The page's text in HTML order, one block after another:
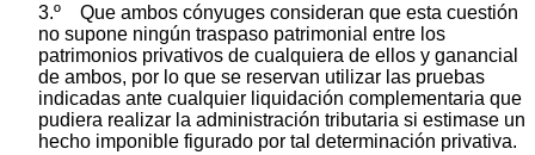
3.º Que ambos cónyuges consideran que esta cuestión
no supone ningún traspaso patrimonial entre los
patrimonios privativos de cualquiera de ellos y ganancial
de ambos, por lo que se reservan utilizar las pruebas
indicadas ante cualquier liquidación complementaria que
pudiera realizar la administración tributaria si estimase un
hecho imponible figurado por tal determinación privativa.